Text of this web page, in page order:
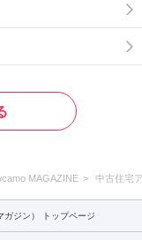
MAGAZINE 中古住宅
ガジン） トップページ